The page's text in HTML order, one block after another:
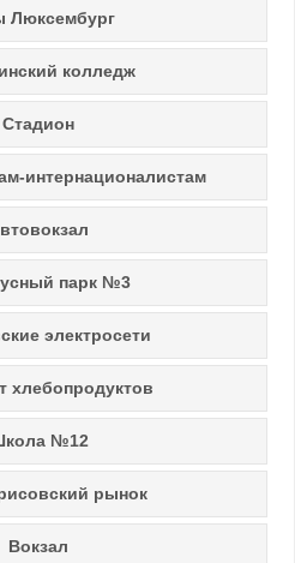
Люксембург
колледж
Стадион
интернационалистам
парк №3
электросети
хлебопродуктов
№12
рынок
Вокзал